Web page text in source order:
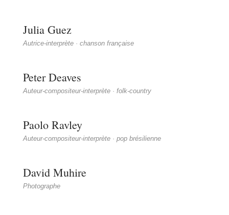
Julia Guez
Autrice-interprète · chanson française
Peter Deaves
Auteur-compositeur-interprète · folk-country
Paolo Ravley
Auteur-compositeur-interprète · pop brésilienne
David Muhire
Photographe